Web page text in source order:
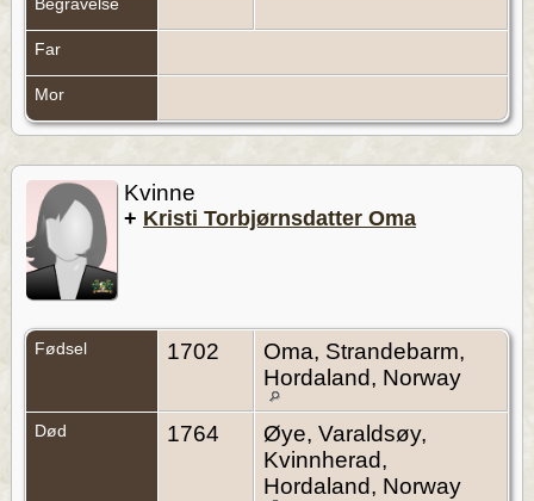
Begravelse
Far
Mor
Kvinne
+ Kristi Torbjørnsdatter Oma
Fødsel 1702
Oma, Strandebarm,
Hordaland, Norway
Død 1764
Øye, Varaldsøy,
Kvinnherad,
Hordaland, Norway